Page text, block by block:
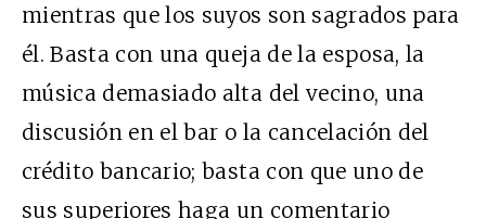
mientras que los suyos son sagrados para
él. Basta con una queja de la esposa, la
música demasiado alta del vecino, una
discusión en el bar o la cancelación del
crédito bancario; basta con que uno de
sus superiores haga un comentario